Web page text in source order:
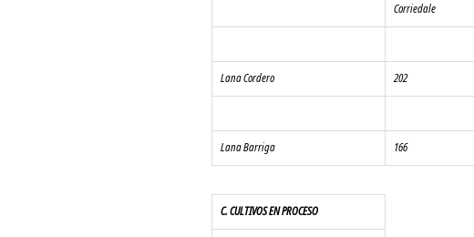
Corriedale
Lana Cordero 202
Lana Barriga 166
C. CULTIVOS EN PROCESO